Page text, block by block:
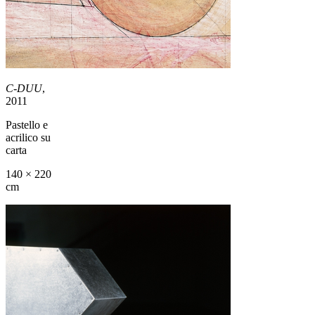
C-DUU,
2011
Pastello e
acrilico su
carta
140 × 220
cm